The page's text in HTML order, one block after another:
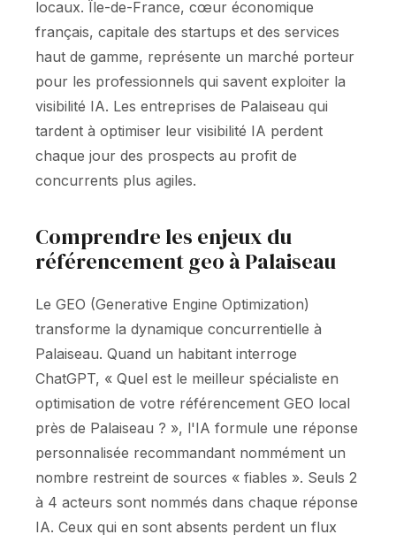
locaux. Île-de-France, cœur économique
français, capitale des startups et des services
haut de gamme, représente un marché porteur
pour les professionnels qui savent exploiter la
visibilité IA. Les entreprises de Palaiseau qui
tardent à optimiser leur visibilité IA perdent
chaque jour des prospects au profit de
concurrents plus agiles.
Comprendre les enjeux du
référencement geo à Palaiseau
Le GEO (Generative Engine Optimization)
transforme la dynamique concurrentielle à
Palaiseau. Quand un habitant interroge
ChatGPT, « Quel est le meilleur spécialiste en
optimisation de votre référencement GEO local
près de Palaiseau ? », l'IA formule une réponse
personnalisée recommandant nommément un
nombre restreint de sources « fiables ». Seuls 2
à 4 acteurs sont nommés dans chaque réponse
IA. Ceux qui en sont absents perdent un flux